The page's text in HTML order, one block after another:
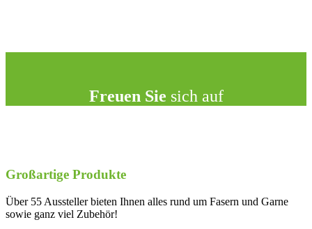
Freuen Sie sich auf
Großartige Produkte
Über 55 Aussteller bieten Ihnen alles rund um Fasern und Garne
sowie ganz viel Zubehör!